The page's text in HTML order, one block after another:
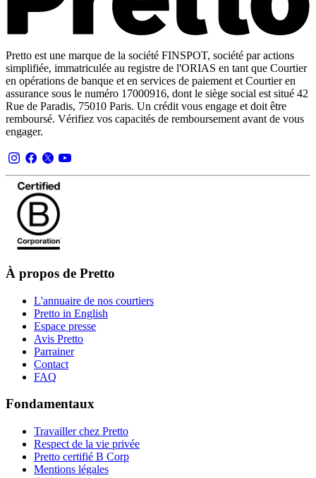
Pretto est une marque de la société FINSPOT, société par actions
simplifiée, immatriculée au registre de l'ORIAS en tant que Courtier
en opérations de banque et en services de paiement et Courtier en
assurance sous le numéro 17000916, dont le siège social est situé 42
Rue de Paradis, 75010 Paris. Un crédit vous engage et doit être
remboursé. Vérifiez vos capacités de remboursement avant de vous
engager.
À propos de Pretto
L'annuaire de nos courtiers
Pretto in English
Espace presse
Avis Pretto
Parrainer
Contact
FAQ
Fondamentaux
Travailler chez Pretto
Respect de la vie privée
Pretto certifié B Corp
Mentions légales